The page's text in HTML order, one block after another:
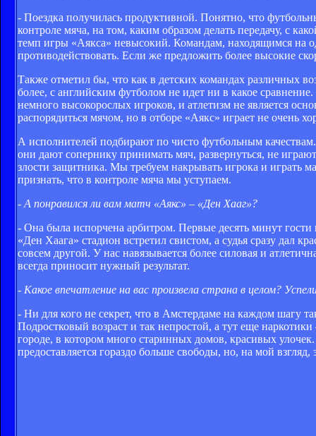
- Поездка получилась продуктивной. Понятно, что
контроле мяча, на том, каким образом делать передачу, с
темп игры «Аякса» невысокий. Командам, находящимся на
противодействовать. Если же предложить более высокие
Также отметил бы, что как в детских командах различных
более, с английским футболом не идет ни в какое
немного высокорослых игроков, и атлетизм не является
распорядиться мячом, но в отборе «Аякс» играет не очень
А исполнителей подбирают по чисто футбольным
они дают сопернику принимать мяч, развернуться, не
злости защитника. Мы требуем накрывать игрока и играть
признать, что в контроле мяча мы уступаем.
- А понравился ли вам матч «Аякс» – «Ден Хааг»?
- Она была испорчена арбитром. Первые десять минут
«Ден Хаага» стадион встретил свистом, а судья сразу дал
совсем другой. У нас навязывается более силовая и
всегда приносит нужный результат.
- Какое впечатление на вас произвела страна в целом?
- Ни для кого не секрет, что в Амстердаме на каждом шагу
Подростковый возраст и так непростой, а тут еще
городе, в котором много старинных домов, красивых
предоставляется гораздо больше свободы, но, на мой